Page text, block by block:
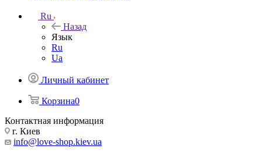
Ru
Назад
Язык
Ru
Ua
Личный кабинет
Корзина0
Контактная информация
г. Киев
info@love-shop.kiev.ua